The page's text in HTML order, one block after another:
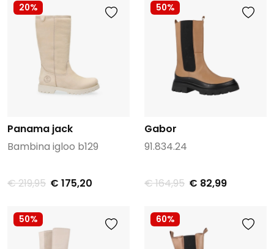
20%
Panama jack
Bambina igloo b129
€ 219,95 € 175,20
50%
Gabor
91.834.24
€ 164,95 € 82,99
50% 60%